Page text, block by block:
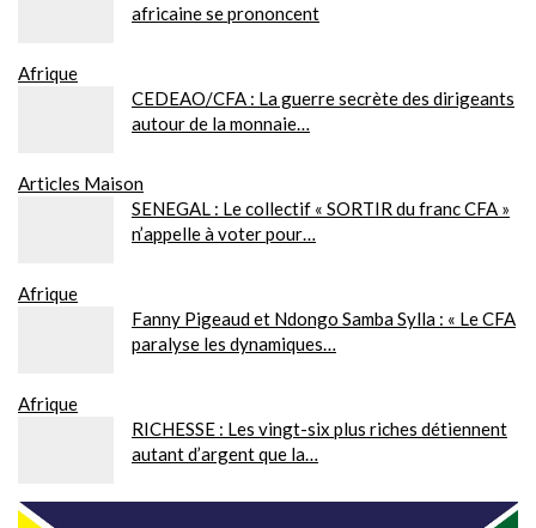
africaine se prononcent
Afrique
CEDEAO/CFA : La guerre secrète des dirigeants
autour de la monnaie…
Articles Maison
SENEGAL : Le collectif « SORTIR du franc CFA »
n’appelle à voter pour…
Afrique
Fanny Pigeaud et Ndongo Samba Sylla : « Le CFA
paralyse les dynamiques…
Afrique
RICHESSE : Les vingt-six plus riches détiennent
autant d’argent que la…